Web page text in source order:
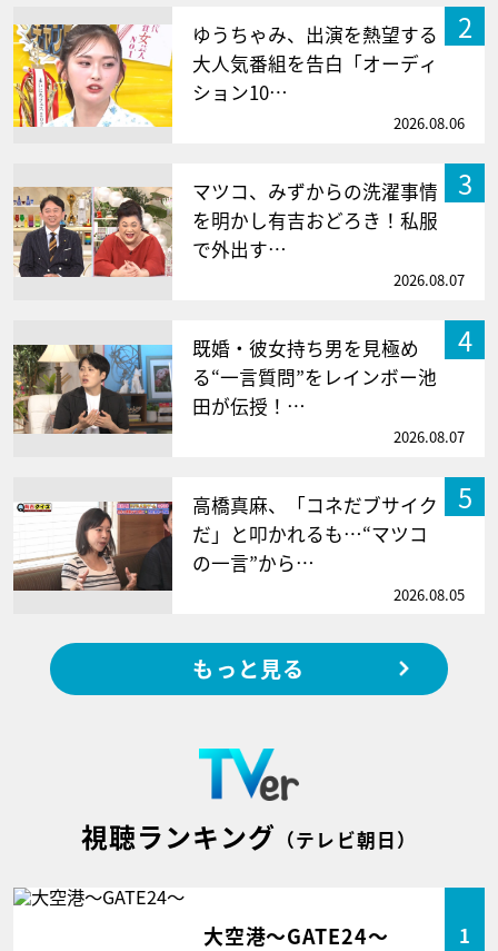
2
ゆうちゃみ、出演を熱望する
大人気番組を告白「オーディ
ション10…
2026.08.06
3
マツコ、みずからの洗濯事情
を明かし有吉おどろき！私服
で外出す…
2026.08.07
4
既婚・彼女持ち男を見極め
る“一言質問”をレインボー池
田が伝授！…
2026.08.07
5
高橋真麻、「コネだブサイク
だ」と叩かれるも…“マツコ
の一言”から…
2026.08.05
もっと見る
視聴ランキング （テレビ朝日）
大空港～GATE24～ 1